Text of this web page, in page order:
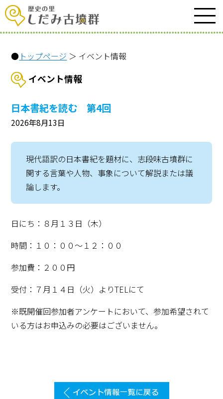
● トップページ ＞ イベント情報
イベント情報
日本書紀を読む 第4回
2026年8月13日
現代語訳の日本書紀を題材に、志段味古墳群に
関する言葉や人物、事象について解説または議
論します。
日にち：８月１３日（木）
時間：１０：００～１２：００
参加費：２００円
受付：７月１４日（火）よりTELにて
※既開催回参加者アンケートにおいて、参加希望されて
いる方はお申込みの必要はございません。